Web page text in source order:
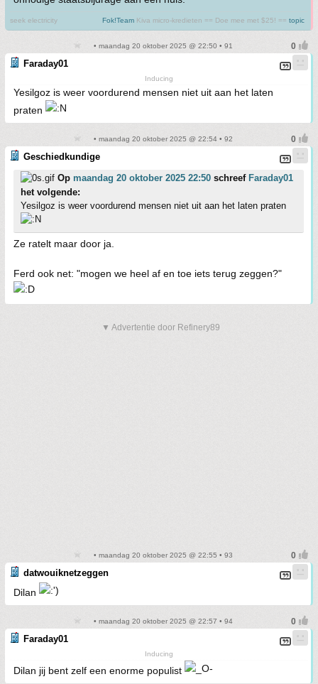
seek electricity Fok!Team Kiva micro-kredieten == Doe mee met $25! == topic
• maandag 20 oktober 2025 @ 22:50 • 91
Faraday01
Inducing
Yesilgoz is weer voordurend mensen niet uit aan het laten
praten
• maandag 20 oktober 2025 @ 22:54 • 92
Geschiedkundige
Op maandag 20 oktober 2025 22:50 schreef Faraday01
het volgende:
Yesilgoz is weer voordurend mensen niet uit aan het laten praten
Ze ratelt maar door ja.
Ferd ook net: "mogen we heel af en toe iets terug zeggen?"
▼ Advertentie door Refinery89
• maandag 20 oktober 2025 @ 22:55 • 93
datwouiknetzeggen
Dilan
• maandag 20 oktober 2025 @ 22:57 • 94
Faraday01
Inducing
Dilan jij bent zelf een enorme populist